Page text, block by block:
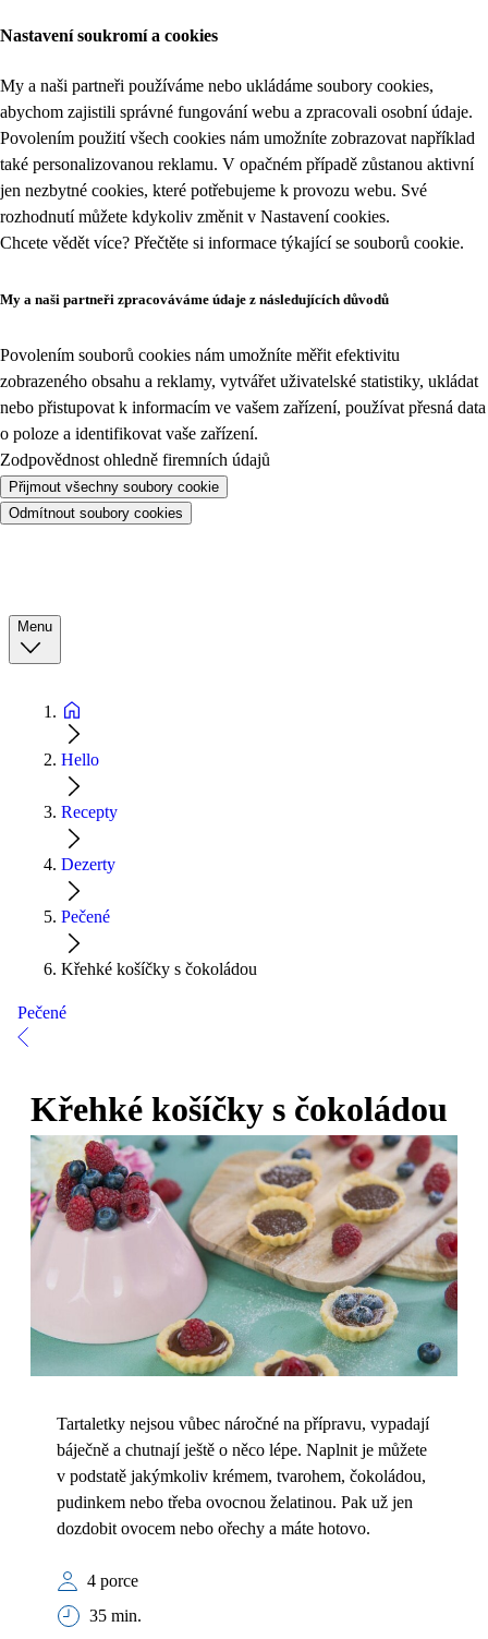
Nastavení soukromí a cookies
My a naši partneři používáme nebo ukládáme soubory cookies,
abychom zajistili správné fungování webu a zpracovali osobní údaje.
Povolením použití všech cookies nám umožníte zobrazovat například
také personalizovanou reklamu. V opačném případě zůstanou aktivní
jen nezbytné cookies, které potřebujeme k provozu webu. Své
rozhodnutí můžete kdykoliv změnit v Nastavení cookies.
Chcete vědět více? Přečtěte si informace týkající se souborů cookie.
My a naši partneři zpracováváme údaje z následujících důvodů
Povolením souborů cookies nám umožníte měřit efektivitu
zobrazeného obsahu a reklamy, vytvářet uživatelské statistiky, ukládat
nebo přistupovat k informacím ve vašem zařízení, používat přesná data
o poloze a identifikovat vaše zařízení.
Zodpovědnost ohledně firemních údajů
Přijmout všechny soubory cookie
Odmítnout soubory cookies
Menu
Hello
Recepty
Dezerty
Pečené
Křehké košíčky s čokoládou
Pečené
Křehké košíčky s čokoládou
Tartaletky nejsou vůbec náročné na přípravu, vypadají
báječně a chutnají ještě o něco lépe. Naplnit je můžete
v podstatě jakýmkoliv krémem, tvarohem, čokoládou,
pudinkem nebo třeba ovocnou želatinou. Pak už jen
dozdobit ovocem nebo ořechy a máte hotovo.
4 porce
35 min.